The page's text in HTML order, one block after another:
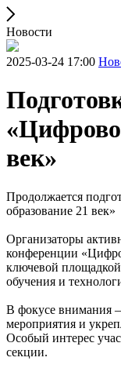
Новости
2025-03-24 17:00
век»
Продолжается
образование 21 век»
Организаторы
конференции
ключевой
обучения и
В фокусе внимания
мероприятия и
Особый интерес
секции.